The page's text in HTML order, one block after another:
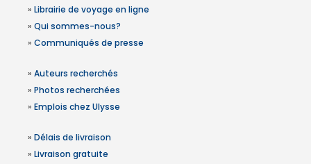
» Librairie de voyage en ligne
» Qui sommes-nous?
» Communiqués de presse
» Auteurs recherchés
» Photos recherchées
» Emplois chez Ulysse
» Délais de livraison
» Livraison gratuite